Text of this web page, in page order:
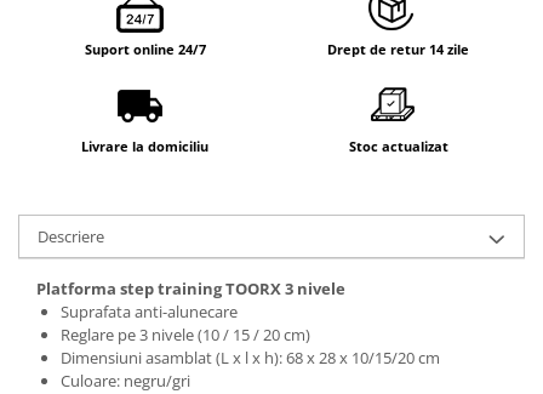
Suport online 24/7 Drept de retur 14 zile
Livrare la domiciliu Stoc actualizat
Descriere
Platforma step training TOORX 3 nivele
Suprafata anti-alunecare
Reglare pe 3 nivele (10 / 15 / 20 cm)
Dimensiuni asamblat (L x l x h): 68 x 28 x 10/15/20 cm
Culoare: negru/gri